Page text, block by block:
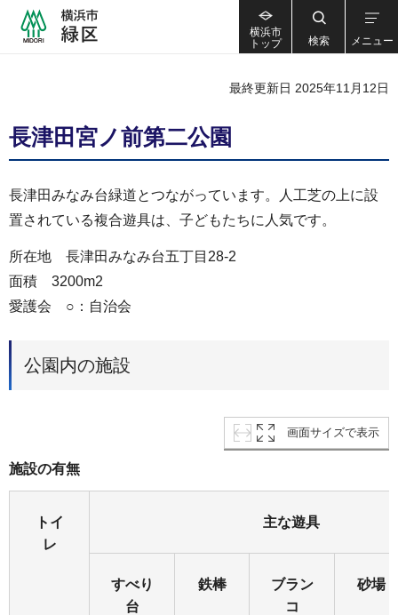
横浜市
トップ
検索 メニュー
最終更新日 2025年11月12日
長津田宮ノ前第二公園
長津田みなみ台緑道とつながっています。人工芝の上に設
置されている複合遊具は、子どもたちに人気です。
所在地 長津田みなみ台五丁目28-2
面積 3200m2
愛護会 ○：自治会
公園内の施設
画面サイズで表示
施設の有無
トイ
レ
主な遊具
すべり
台
鉄棒
ブラン
コ
砂場